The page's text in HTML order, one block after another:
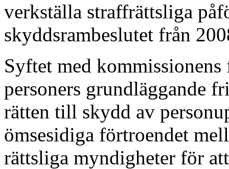
verkställa straffrättsliga
skyddsrambeslutet från
Syftet med
personers grundläggande
rätten till skydd av
ömsesidiga förtroendet
rättsliga myndigheter för